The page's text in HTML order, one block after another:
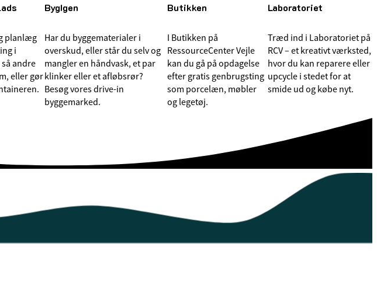
planlæg
i
andre
eller gør
BygIgen
Har du byggematerialer i
overskud, eller står du selv og
mangler en håndvask, et par
klinker eller et afløbsrør?
Besøg vores drive-in
byggemarked.
Butikken
I Butikken på
RessourceCenter Vejle
kan du gå på opdagelse
efter gratis genbrugsting
som porcelæn, møbler
og legetøj.
Laboratoriet
Træd ind i Laboratoriet på
RCV – et kreativt værksted,
hvor du kan reparere eller
upcycle i stedet for at
smide ud og købe nyt.